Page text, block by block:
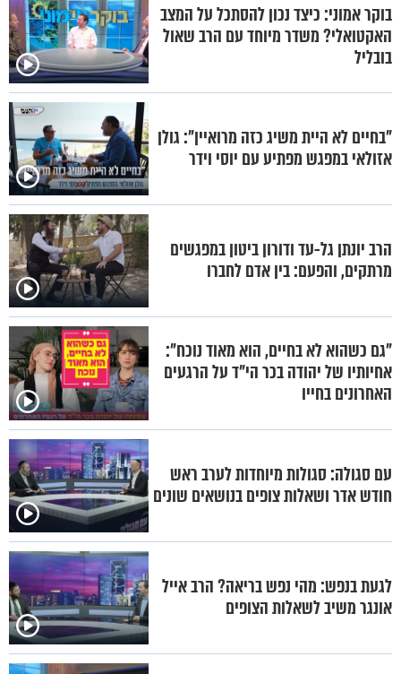
בוקר אמוני: כיצד נכון להסתכל על המצב
האקטואלי? משדר מיוחד עם הרב שאול
בובליל
"בחיים לא היית משיג כזה מרואיין": גולן
אזולאי במפגש מפתיע עם יוסי וידר
הרב יונתן גל-עד ודורון ביטון במפגשים
מרתקים, והפעם: בין אדם לחברו
"גם כשהוא לא בחיים, הוא מאוד נוכח":
אחיותיו של יהודה בכר הי"ד על הרגעים
האחרונים בחייו
עם סגולה: סגולות מיוחדות לערב ראש
חודש אדר ושאלות צופים בנושאים שונים
לגעת בנפש: מהי נפש בריאה? הרב אייל
אונגר משיב לשאלות הצופים